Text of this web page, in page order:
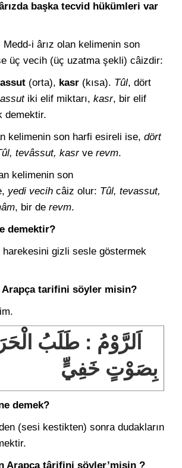
başka tecvid hükümleri var
Medd-i ârız olan kelimenin son
üç vecih (üç uzatma şekli) câizdir:
(orta), kasr (kısa). Tûl, dört
iki elif miktarı, kasr, bir elif
demektir.
kelimenin son harfi esireli ise, dört
tevâssut, kasrve revm.
kelimenin son
yedi vecih câiz olur: Tûl, tevassut,
, bir de revm.
demektir?
harekesini gizli sesle göstermek
Arapça tarifini söyler misin?
اَلرَّوْمُ : طَلَبُ
بِصَوْتٍ خَفِيٍّ
demek?
(sesi kestikten) sonra dudakların
Arapça târifini söyler’misin ?